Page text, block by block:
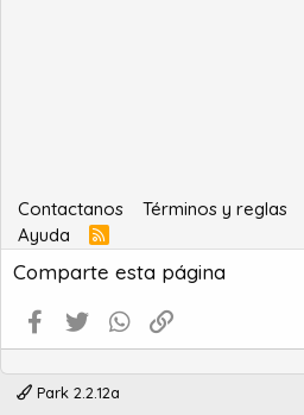
Contactanos Términos y reglas
Ayuda
R
S
S
Comparte esta página
Facebook
Twitter WhatsApp
Park 2.2.12a